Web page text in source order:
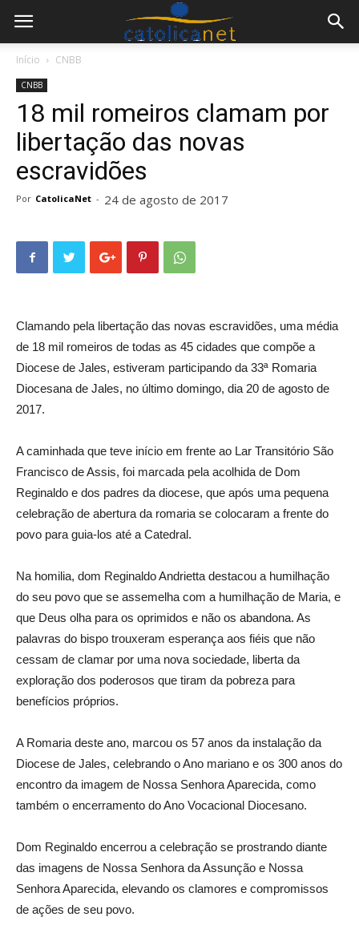
Início CNBB
CNBB
18 mil romeiros clamam por
libertação das novas
escravidões
Por CatolicaNet - 24 de agosto de 2017
Clamando pela libertação das novas escravidões, uma média
de 18 mil romeiros de todas as 45 cidades que compõe a
Diocese de Jales, estiveram participando da 33ª Romaria
Diocesana de Jales, no último domingo, dia 20 de agosto de
2017.
A caminhada que teve início em frente ao Lar Transitório São
Francisco de Assis, foi marcada pela acolhida de Dom
Reginaldo e dos padres da diocese, que após uma pequena
celebração de abertura da romaria se colocaram a frente do
povo para guia-los até a Catedral.
Na homilia, dom Reginaldo Andrietta destacou a humilhação
do seu povo que se assemelha com a humilhação de Maria, e
que Deus olha para os oprimidos e não os abandona. As
palavras do bispo trouxeram esperança aos fiéis que não
cessam de clamar por uma nova sociedade, liberta da
exploração dos poderosos que tiram da pobreza para
benefícios próprios.
A Romaria deste ano, marcou os 57 anos da instalação da
Diocese de Jales, celebrando o Ano mariano e os 300 anos do
encontro da imagem de Nossa Senhora Aparecida, como
também o encerramento do Ano Vocacional Diocesano.
Dom Reginaldo encerrou a celebração se prostrando diante
das imagens de Nossa Senhora da Assunção e Nossa
Senhora Aparecida, elevando os clamores e compromissos
de ações de seu povo.